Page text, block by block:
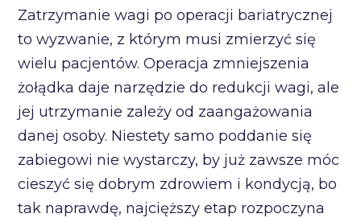
Zatrzymanie wagi po operacji bariatrycznej
to wyzwanie, z którym musi zmierzyć się
wielu pacjentów. Operacja zmniejszenia
żołądka daje narzędzie do redukcji wagi, ale
jej utrzymanie zależy od zaangażowania
danej osoby. Niestety samo poddanie się
zabiegowi nie wystarczy, by już zawsze móc
cieszyć się dobrym zdrowiem i kondycją, bo
tak naprawdę, najcięższy etap rozpoczyna